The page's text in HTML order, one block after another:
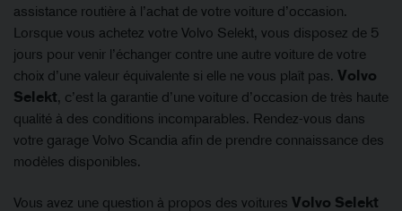
assistance routière à l’achat de votre voiture d’occasion.
Lorsque vous achetez votre Volvo Selekt, vous disposez de 5
jours pour venir l’échanger contre une autre voiture de votre
choix d’une valeur équivalente si elle ne vous plaît pas. Volvo
Selekt, c’est la garantie d’une voiture d’occasion de très haute
qualité à des conditions incomparables. Rendez-vous dans
votre garage Volvo Scandia afin de prendre connaissance des
modèles disponibles.
Vous avez une question à propos des voitures Volvo Selekt